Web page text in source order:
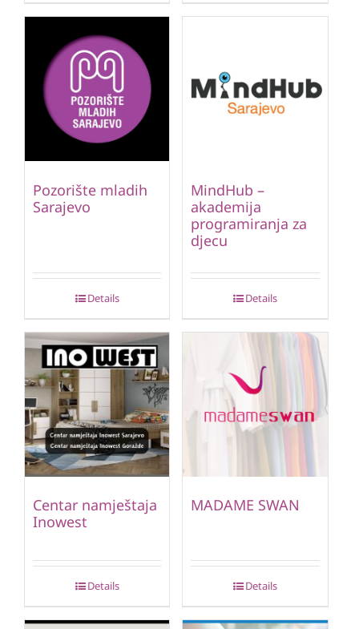
Pozorište mladih
Sarajevo
Details
MindHub –
akademija
programiranja za
djecu
Details
Centar namještaja
Inowest
Details
MADAME SWAN
Details